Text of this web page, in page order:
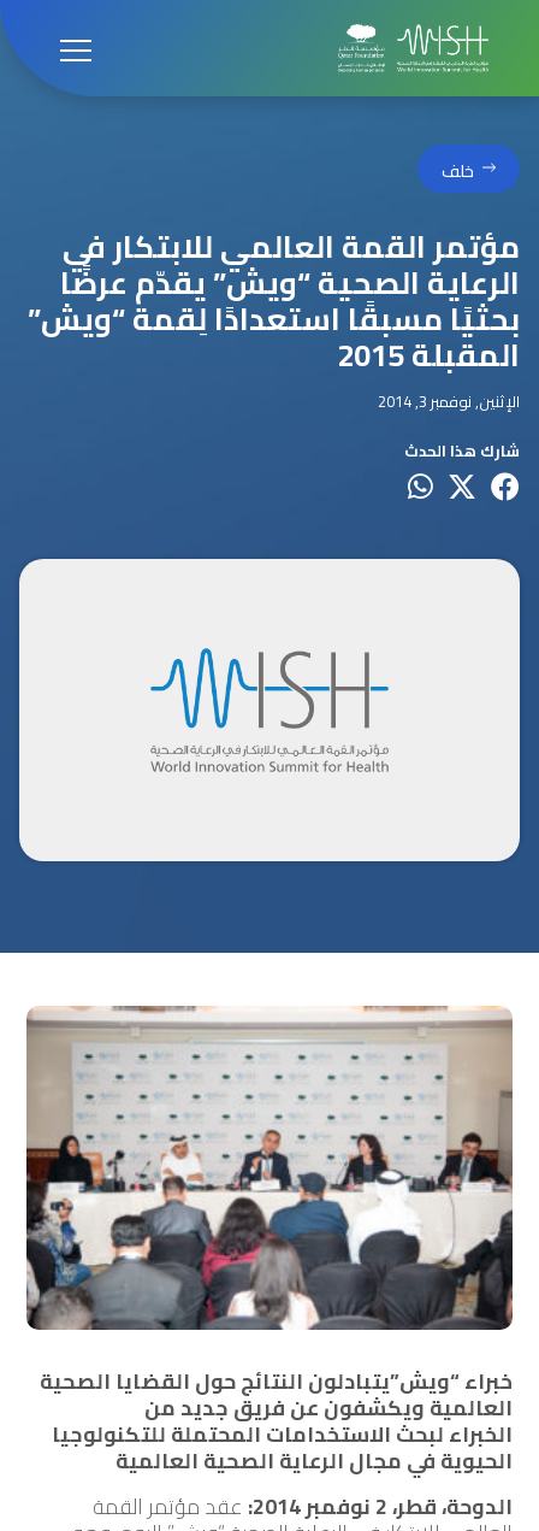
خلف
مؤتمر القمة العالمي للابتكار في
الرعاية الصحية “ويش” يقدّم عرضًا
بحثيًا مسبقًا استعدادًا لِقمة “ويش”
المقبلة 2015
الإثنين, نوفمبر 3, 2014
شارك هذا الحدث
خبراء “ويش”يتبادلون النتائج حول القضايا الصحية
العالمية ويكشفون عن فريق جديد من
الخبراءلبحثالاستخدامات المحتملة للتكنولوجيا
الحيوية في مجال الرعاية الصحية العالمية
الدوحة، قطر، 2 نوفمبر 2014:
عقد مؤتمر القمة